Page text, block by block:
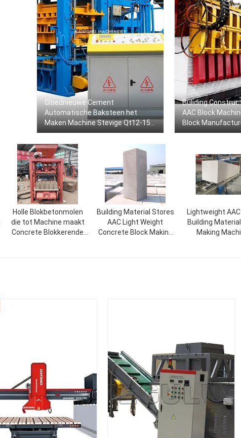
Gloednieuwe Cement
Automatische Baksteen het
Maken Machine Stevige Qt12-15
Concrete Hol voor Verkoop in de
V.S.
Buliding
AAC Block
Block
Aerated
Holle Blokbetonmolen
die tot Machine maakt
Concrete Blokkerende
Building Material Stores
AAC Light Weight
Concrete Block Making
Lightweight
Building
Making